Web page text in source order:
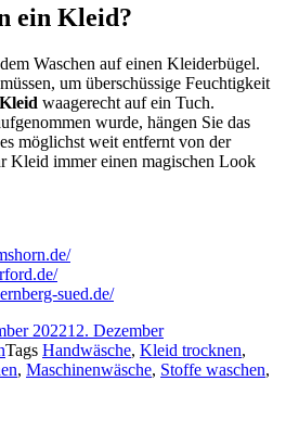
ein Kleid?
Waschen auf einen Kleiderbügel.
um überschüssige Feuchtigkeit
Kleid waagerecht auf ein Tuch.
wurde, hängen Sie das
möglichst weit entfernt von der
Kleid immer einen magischen Look
sued.de/
202212. Dezember
Tags Handwäsche, Kleid trocknen,
, Maschinenwäsche, Stoffe waschen,